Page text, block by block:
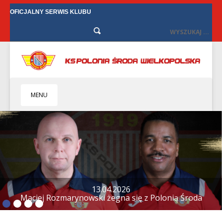
OFICJALNY SERWIS KLUBU
MENU
HOME
KLUB
BIZNES
SENIORZY
SENIORKI
BILETY
12.04.2026
Tylko remis w Starych Oborzyskach